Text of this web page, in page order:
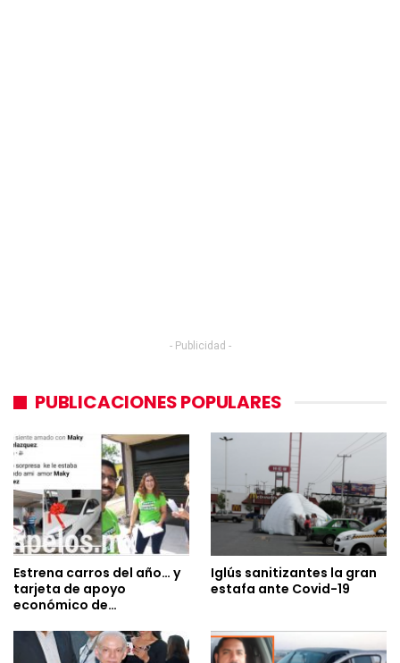
- Publicidad -
PUBLICACIONES POPULARES
Estrena carros del año… y
tarjeta de apoyo
económico de…
Iglús sanitizantes la gran
estafa ante Covid-19